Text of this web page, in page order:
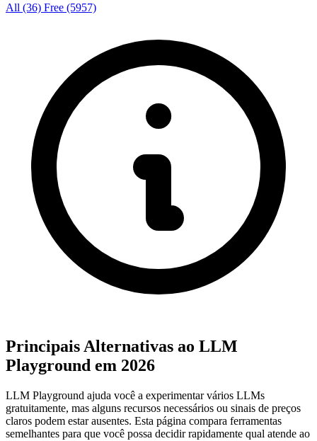
All (36) Free (5957)
Principais Alternativas ao LLM
Playground em 2026
LLM Playground ajuda você a experimentar vários LLMs
gratuitamente, mas alguns recursos necessários ou sinais de preços
claros podem estar ausentes. Esta página compara ferramentas
semelhantes para que você possa decidir rapidamente qual atende ao